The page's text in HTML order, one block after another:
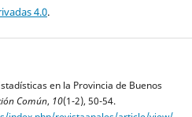
4.0.
en la Provincia de Buenos
Común, 10(1-2), 50-54.